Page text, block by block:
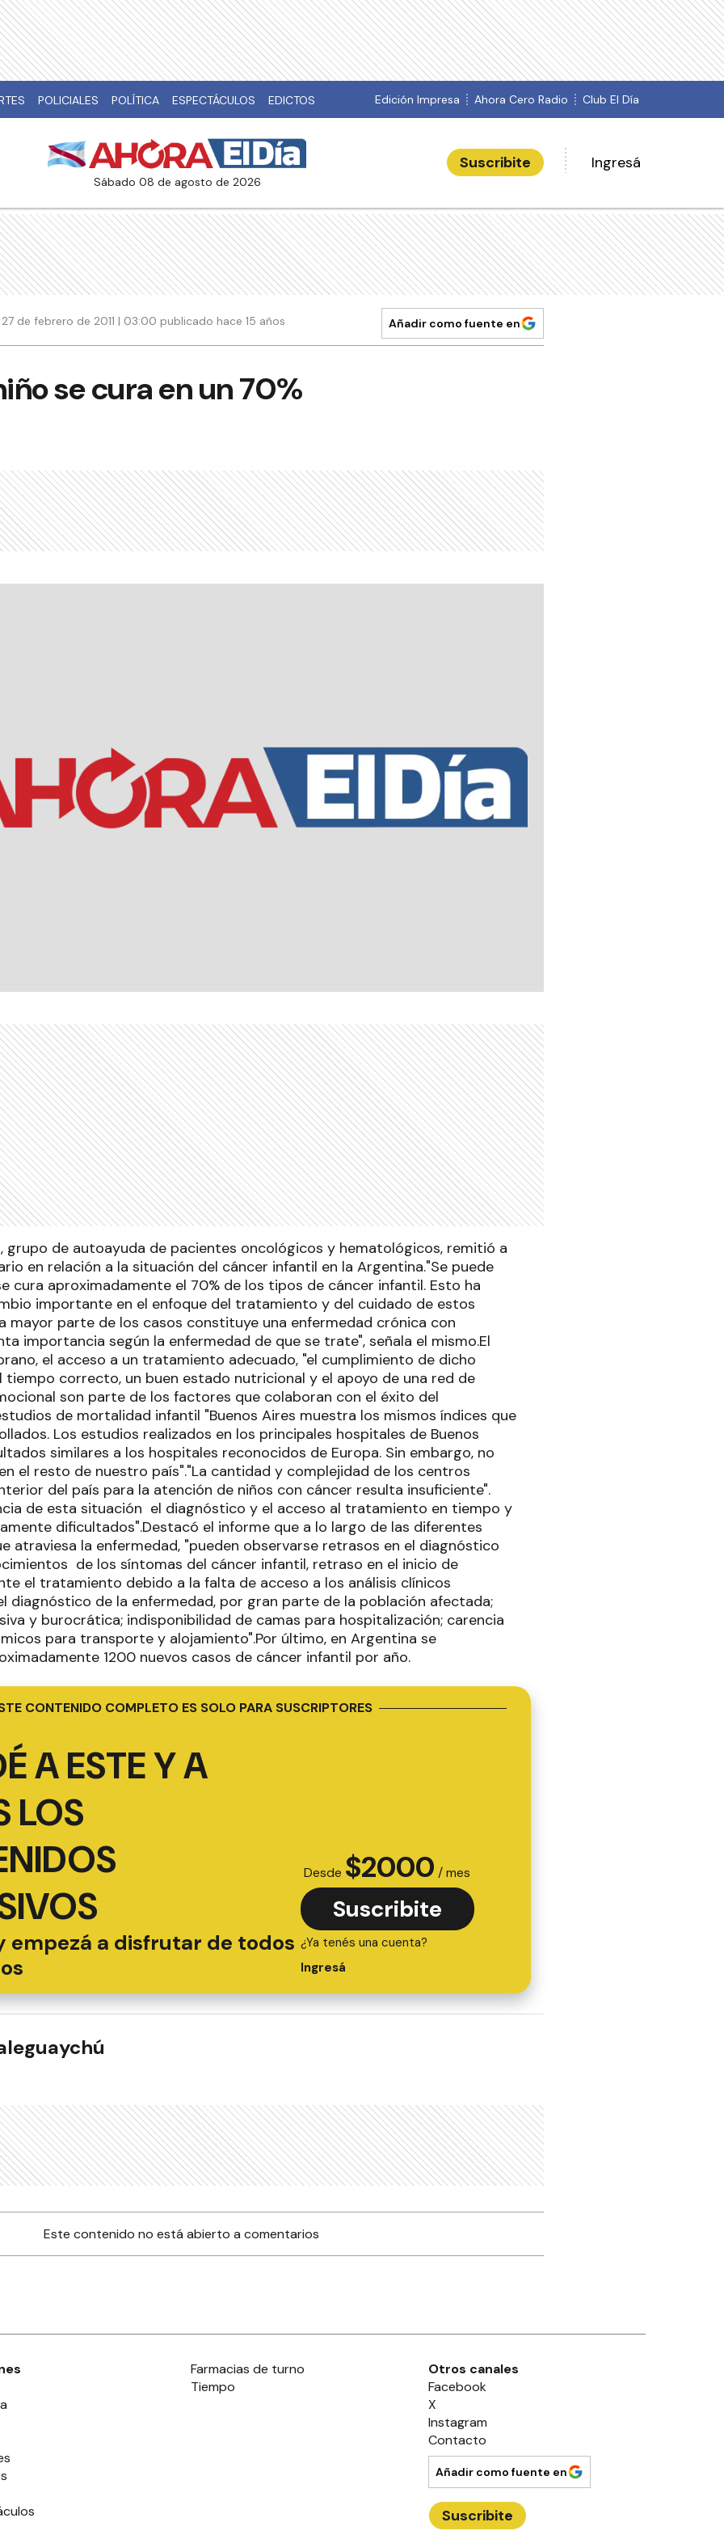
POLICIALES POLÍTICA ESPECTÁCULOS EDICTOS Edición Impresa Ahora Cero Radio Club El Día
sábado 08 de agosto de 2026
Suscribite Ingresá
27 de febrero de 2011 | 03:00 publicado hace 15 años Añadir como fuente en
se cura en un 70%
grupo de autoayuda de pacientes oncológicos y hematológicos, remitió a
en relación a la situación del cáncer infantil en la Argentina."Se puede
cura aproximadamente el 70% de los tipos de cáncer infantil. Esto ha
importante en el enfoque del tratamiento y del cuidado de estos
mayor parte de los casos constituye una enfermedad crónica con
importancia según la enfermedad de que se trate", señala el mismo.El
el acceso a un tratamiento adecuado, "el cumplimiento de dicho
correcto, un buen estado nutricional y el apoyo de una red de
son parte de los factores que colaboran con el éxito del
de mortalidad infantil "Buenos Aires muestra los mismos índices que
Los estudios realizados en los principales hospitales de Buenos
similares a los hospitales reconocidos de Europa. Sin embargo, no
el resto de nuestro país"."La cantidad y complejidad de los centros
del país para la atención de niños con cáncer resulta insuficiente".
de esta situación el diagnóstico y el acceso al tratamiento en tiempo y
dificultados".Destacó el informe que a lo largo de las diferentes
atraviesa la enfermedad, "pueden observarse retrasos en el diagnóstico
de los síntomas del cáncer infantil, retraso en el inicio de
el tratamiento debido a la falta de acceso a los análisis clínicos
diagnóstico de la enfermedad, por gran parte de la población afectada;
y burocrática; indisponibilidad de camas para hospitalización; carencia
para transporte y alojamiento".Por último, en Argentina se
1200 nuevos casos de cáncer infantil por año.
CONTENIDO COMPLETO ES SOLO PARA SUSCRIPTORES
A ESTE Y A
LOS
empezá a disfrutar de todos
Desde $2000 / mes
Suscribite
¿Ya tenés una cuenta?
Ingresá
Este contenido no está abierto a comentarios
Farmacias de turno
Tiempo
Otros canales
Facebook
X
Instagram
Contacto
Añadir como fuente en
Suscribite